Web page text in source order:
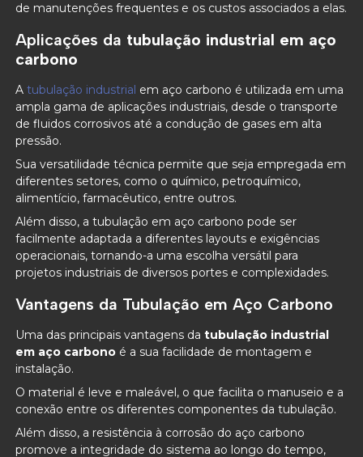
de manutenções frequentes e os custos associados a elas.
Aplicações da tubulação industrial em aço
carbono
Atubulação industrial em aço carbono é utilizada em uma
ampla gama de aplicações industriais, desde o transporte
de fluidos corrosivos até a condução de gases em alta
pressão.
Sua versatilidade técnica permite que seja empregada em
diferentes setores, como o químico, petroquímico,
alimentício, farmacêutico, entre outros.
Além disso, a tubulação em aço carbono pode ser
facilmente adaptada a diferentes layouts e exigências
operacionais, tornando-a uma escolha versátil para
projetos industriais de diversos portes e complexidades.
Vantagens da Tubulação em Aço Carbono
Uma das principais vantagens datubulação industrial
em aço carbono é a sua facilidade de montagem e
instalação.
O material é leve e maleável, o que facilita o manuseio e a
conexão entre os diferentes componentes da tubulação.
Além disso, a resistência à corrosão do aço carbono
promove a integridade do sistema ao longo do tempo,